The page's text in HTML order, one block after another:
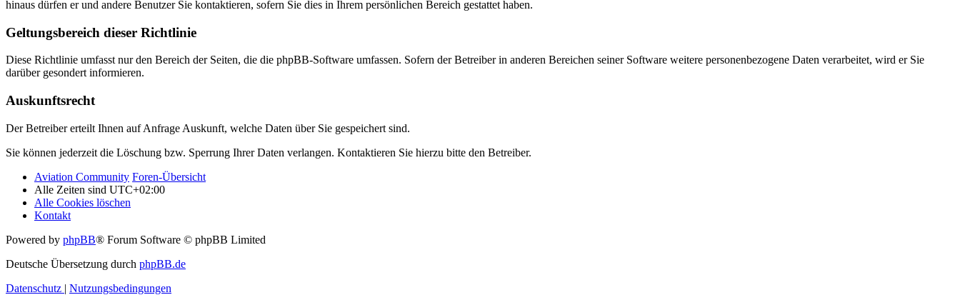
hinaus dürfen er und andere Benutzer Sie kontaktieren, sofern Sie dies in Ihrem persönlichen Bereich gestattet haben.
Geltungsbereich dieser Richtlinie
Diese Richtlinie umfasst nur den Bereich der Seiten, die die phpBB-Software umfassen. Sofern der Betreiber in anderen Bereichen seiner Software weitere personenbezogene Daten verarbeitet, wird er Sie
darüber gesondert informieren.
Auskunftsrecht
Der Betreiber erteilt Ihnen auf Anfrage Auskunft, welche Daten über Sie gespeichert sind.
Sie können jederzeit die Löschung bzw. Sperrung Ihrer Daten verlangen. Kontaktieren Sie hierzu bitte den Betreiber.
Aviation Community Foren-Übersicht
Alle Zeiten sind UTC+02:00
Alle Cookies löschen
Kontakt
Powered by phpBB® Forum Software © phpBB Limited
Deutsche Übersetzung durch phpBB.de
Datenschutz | Nutzungsbedingungen